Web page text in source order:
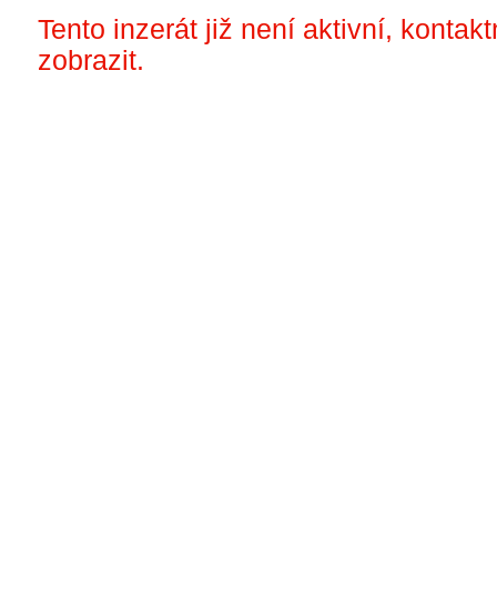
Tento inzerát již není aktivní,
zobrazit.